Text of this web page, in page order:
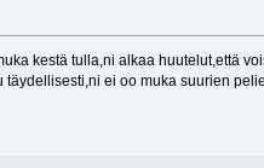
kestä tulla,ni alkaa huutelut,että
ei oo muka suurien